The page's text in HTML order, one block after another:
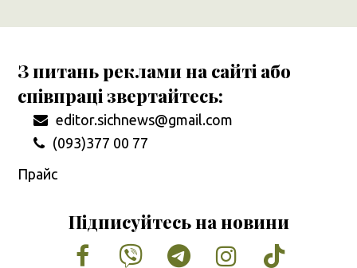
З питань реклами на сайті або
співпраці звертайтесь:
editor.sichnews@gmail.com
(093)377 00 77
Прайс
Підписуйтесь на новини
Facebook
VimeoTumblrInstagram
Tiktok